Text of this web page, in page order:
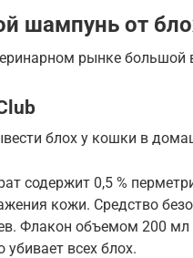
шампунь от
рынке большой
блох у кошки в
содержит 0,5 %
кожи. Средство
Флакон объемом 200 мл
убивает всех блох.